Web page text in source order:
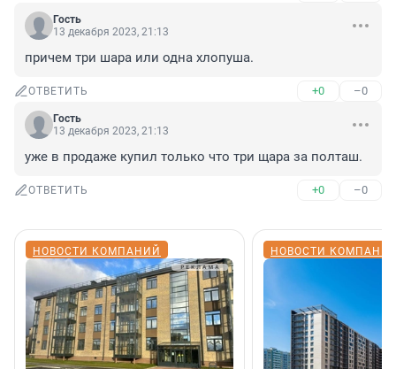
Гость
13 декабря 2023, 21:13
причем три шара или одна хлопуша.
ОТВЕТИТЬ +0 –0
Гость
13 декабря 2023, 21:13
уже в продаже купил только что три щара за полташ.
ОТВЕТИТЬ +0 –0
НОВОСТИ КОМПАНИЙ НОВОСТИ